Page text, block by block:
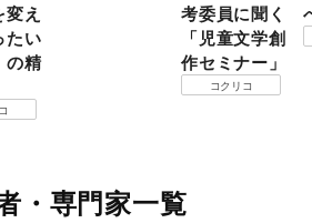
え
たい
の精
考委員に聞く
「児童文学創
作セミナー」
コクリコ
・専門家一覧